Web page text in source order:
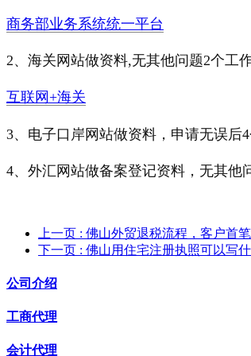
商务部业务系统统一平台
2、海关网站做资料,无其他问题2个工
互联网+海关
3、电子口岸网站做资料，申请无误后
4、外汇网站做备案登记资料，无其他
上一页 : 佛山外贸退税流程，客户首
下一页 : 佛山用住宅注册执照可以写
公司介绍
工商代理
会计代理